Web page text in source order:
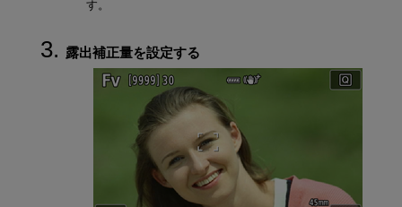
す。
露出補正量を設定する